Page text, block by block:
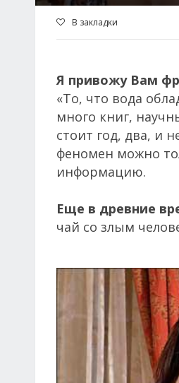
В закладки
Я привожу Вам
«То, что вода
много книг,
стоит год, два, и
феномен можно
информацию.
Еще в древние
чай со злым